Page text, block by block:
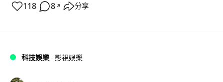
118 8 ↗ 分享
科技娛樂 影視娛樂